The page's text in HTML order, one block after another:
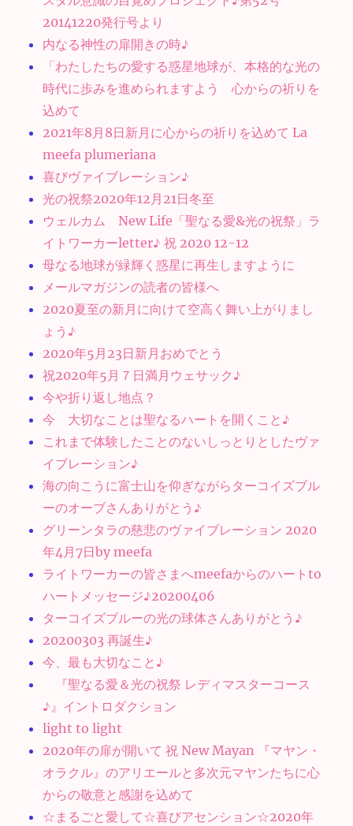
20141220発行号より
内なる神性の扉開きの時♪
「わたしたちの愛する惑星地球が、本格的な光の
時代に歩みを進められますよう 心からの祈りを
込めて
2021年8月8日新月に心からの祈りを込めて La
meefa plumeriana
喜びヴァイブレーション♪
光の祝祭2020年12月21日冬至
ウェルカム New Life「聖なる愛&光の祝祭」ラ
イトワーカーletter♪ 祝 2020 12-12
母なる地球が緑輝く惑星に再生しますように
メールマガジンの読者の皆様へ
2020夏至の新月に向けて空高く舞い上がりまし
ょう♪
2020年5月23日新月おめでとう
祝2020年5月７日満月ウェサック♪
今や折り返し地点？
今 大切なことは聖なるハートを開くこと♪
これまで体験したことのないしっとりとしたヴァ
イブレーション♪
海の向こうに富士山を仰ぎながらターコイズブル
ーのオーブさんありがとう♪
グリーンタラの慈悲のヴァイブレーション 2020
年4月7日by meefa
ライトワーカーの皆さまへmeefaからのハートto
ハートメッセージ♪20200406
ターコイズブルーの光の球体さんありがとう♪
20200303 再誕生♪
今、最も大切なこと♪
『聖なる愛＆光の祝祭 レディマスターコース
♪』イントロダクション
light to light
2020年の扉が開いて 祝 New Mayan 『マヤン・
オラクル』のアリエールと多次元マヤンたちに心
からの敬意と感謝を込めて
☆まるごと愛して☆喜びアセンション☆2020年